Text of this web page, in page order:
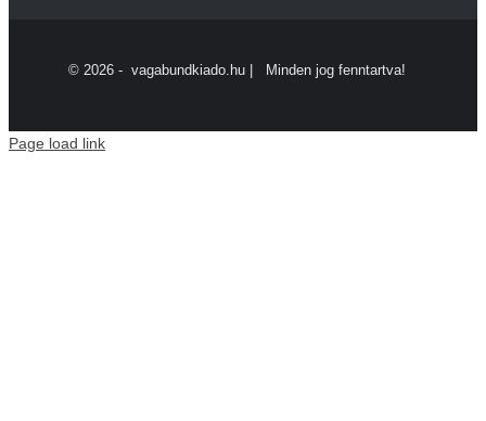
© 2026 - vagabundkiado.hu | Minden jog fenntartva!
Page load link